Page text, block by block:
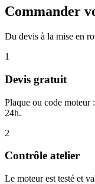
Commander
Du devis à la mise en
1
Devis gratuit
Plaque ou code moteur
24h.
2
Contrôle atelier
Le moteur est testé et